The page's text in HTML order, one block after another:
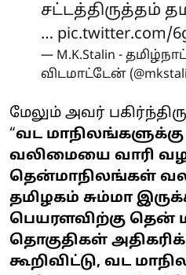
சட்டத்திருத்தம்
… pic.twitter.com/
— M.K.Stalin -
விடமாட்டேன்
மேலும் அவர்
“வட
வலிமையை வாரி
தென்மாநிலங்கள்
தமிழகம் சும்மா
பெயரளவிற்கு தென்
தொகுதிகள்
கூறிவிட்டு, வட